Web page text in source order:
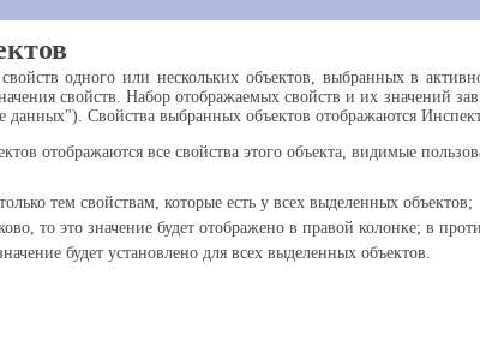
одного или нескольких объектов, выбранных в
свойств. Набор отображаемых свойств и их значений
данных"). Свойства выбранных объектов отображаются
отображаются все свойства этого объекта, видимые
тем свойствам, которые есть у всех выделенных объектов;
то это значение будет отображено в правой колонке; в
будет установлено для всех выделенных объектов.